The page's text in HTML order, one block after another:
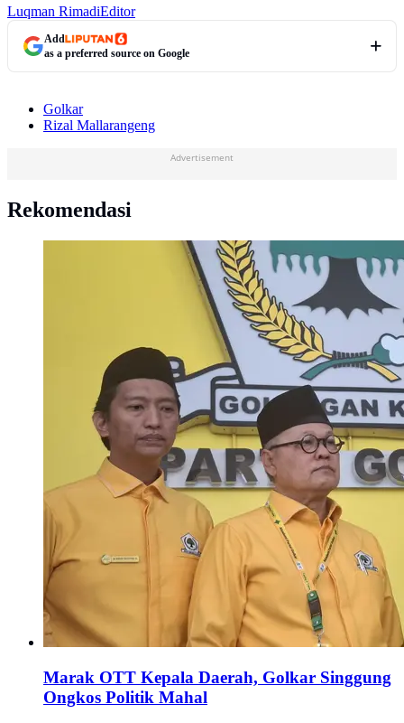
Luqman RimadiEditor
Add
as a preferred source on Google
Golkar
Rizal Mallarangeng
Advertisement
Rekomendasi
Marak OTT Kepala Daerah, Golkar Singgung
Ongkos Politik Mahal